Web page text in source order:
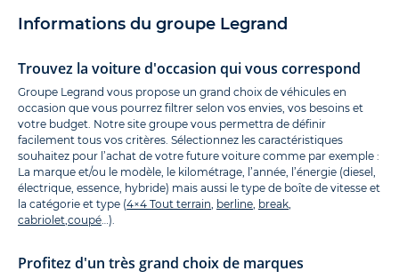
Informations du groupe Legrand
Trouvez la voiture d'occasion qui vous correspond
Groupe Legrand vous propose un grand choix de véhicules en
occasion que vous pourrez filtrer selon vos envies, vos besoins et
votre budget. Notre site groupe vous permettra de définir
facilement tous vos critères. Sélectionnez les caractéristiques
souhaitez pour l’achat de votre future voiture comme par exemple :
La marque et/ou le modèle, le kilométrage, l’année, l’énergie (diesel,
électrique, essence, hybride) mais aussi le type de boîte de vitesse et
la catégorie et type (4×4 Tout terrain, berline, break,
cabriolet,coupé…).
Profitez d'un très grand choix de marques